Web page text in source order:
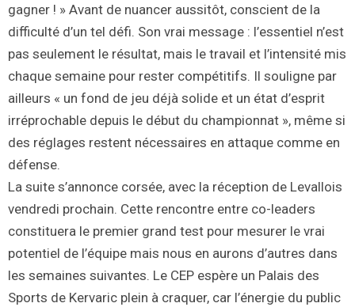
gagner ! » Avant de nuancer aussitôt, conscient de la
difficulté d’un tel défi. Son vrai message : l’essentiel n’est
pas seulement le résultat, mais le travail et l’intensité mis
chaque semaine pour rester compétitifs. Il souligne par
ailleurs « un fond de jeu déjà solide et un état d’esprit
irréprochable depuis le début du championnat », même si
des réglages restent nécessaires en attaque comme en
défense.
La suite s’annonce corsée, avec la réception de Levallois
vendredi prochain. Cette rencontre entre co-leaders
constituera le premier grand test pour mesurer le vrai
potentiel de l’équipe mais nous en aurons d’autres dans
les semaines suivantes. Le CEP espère un Palais des
Sports de Kervaric plein à craquer, car l’énergie du public